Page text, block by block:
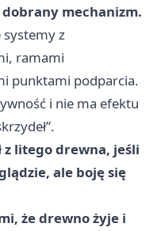
mechanizm.
systemy z
ramami
punktami podparcia.
i nie ma efektu
z litego drewna, jeśli
ale boję się
że drewno żyje i